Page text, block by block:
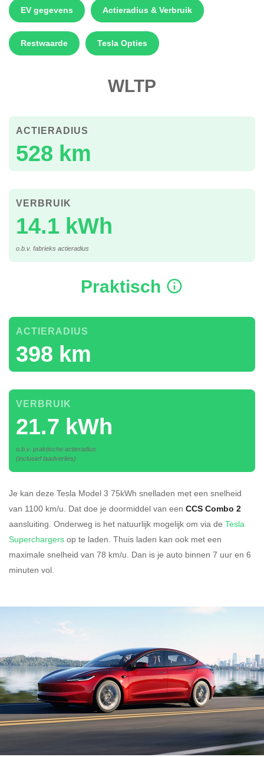
EV gegevens Actieradius & Verbruik
Restwaarde Tesla Opties
WLTP
528 km
ACTIERADIUS
14.1 kWh
VERBRUIK
o.b.v. fabrieks actieradius
Praktisch
398 km
ACTIERADIUS
21.7 kWh
VERBRUIK
o.b.v. praktische actieradius
(inclusief laadverlies)
Je kan deze Tesla Model 3 75kWh snelladen met een snelheid
van 1100 km/u. Dat doe je doormiddel van een CCS Combo 2
aansluiting. Onderweg is het natuurlijk mogelijk om via de Tesla
Superchargers op te laden. Thuis laden kan ook met een
maximale snelheid van 78 km/u. Dan is je auto binnen 7 uur en 6
minuten vol.